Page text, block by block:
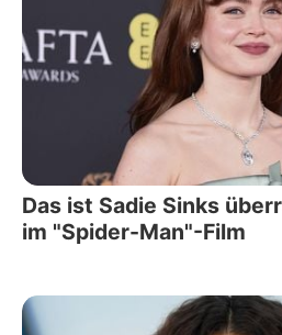
Das ist Sadie Sinks
im "Spider-Man"-Film